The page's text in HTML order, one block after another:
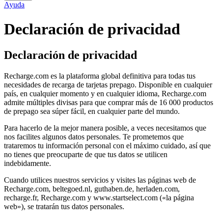
Ayuda
Declaración de privacidad
Declaración de privacidad
Recharge.com es la plataforma global definitiva para todas tus
necesidades de recarga de tarjetas prepago. Disponible en cualquier
país, en cualquier momento y en cualquier idioma, Recharge.com
admite múltiples divisas para que comprar más de 16 000 productos
de prepago sea súper fácil, en cualquier parte del mundo.
Para hacerlo de la mejor manera posible, a veces necesitamos que
nos facilites algunos datos personales. Te prometemos que
trataremos tu información personal con el máximo cuidado, así que
no tienes que preocuparte de que tus datos se utilicen
indebidamente.
Cuando utilices nuestros servicios y visites las páginas web de
Recharge.com, beltegoed.nl, guthaben.de, herladen.com,
recharge.fr, Recharge.com y www.startselect.com («la página
web»), se tratarán tus datos personales.